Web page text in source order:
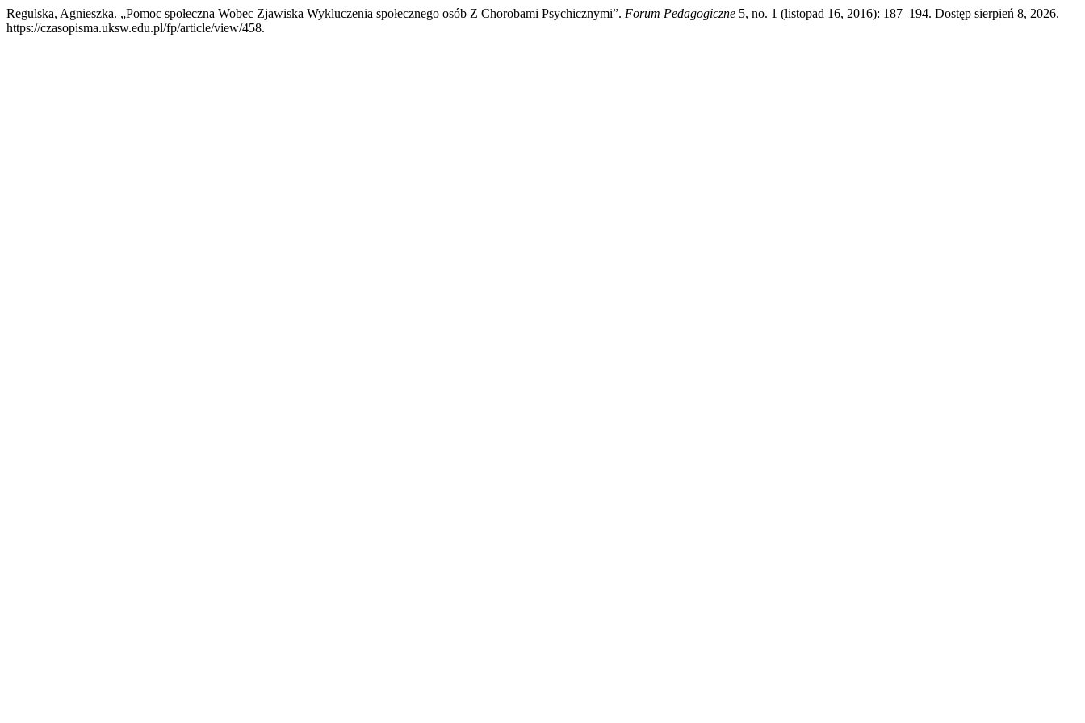
Regulska, Agnieszka. „Pomoc społeczna Wobec Zjawiska Wykluczenia społecznego osób Z Chorobami Psychicznymi”. Forum Pedagogiczne 5, no. 1 (listopad 16, 2016): 187–194. Dostęp sierpień 8, 2026.
https://czasopisma.uksw.edu.pl/fp/article/view/458.